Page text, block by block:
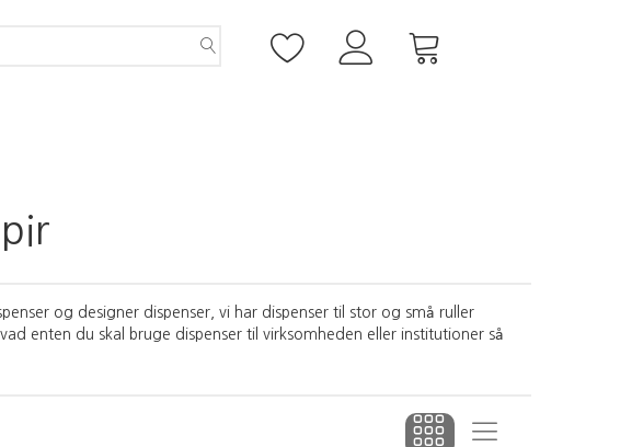
og designer dispenser, vi har dispenser til stor og små ruller
enten du skal bruge dispenser til virksomheden eller institutioner så